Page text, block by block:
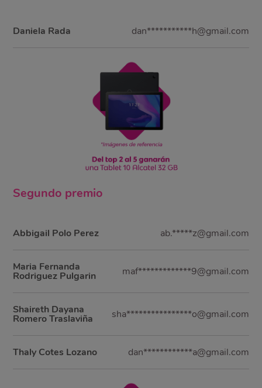
Daniela Rada dan***********h@gmail.com
Segundo premio
Abbigail Polo Perez ab.*****z@gmail.com
Maria Fernanda
Rodriguez Pulgarin maf*************9@gmail.com
Shaireth Dayana
Romero Traslaviña sha****************o@gmail.com
Thaly Cotes Lozano dan************a@gmail.com